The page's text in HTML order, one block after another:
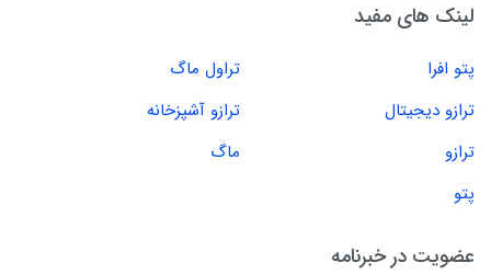
لینک های مفید
پتو افرا
تراول ماگ
ترازو دیجیتال
ترازو آشپزخانه
ترازو
ماگ
پتو
عضویت در خبرنامه